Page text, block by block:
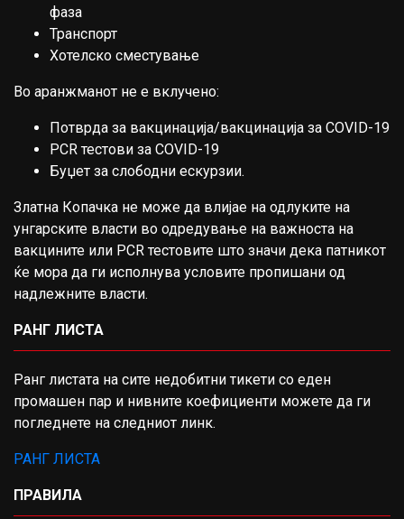
фаза
Транспорт
Хотелско сместување
Во аранжманот не е вклучено:
Потврда за вакцинација/вакцинација за COVID-19
PCR тестови за COVID-19
Буџет за слободни ескурзии.
Златна Копачка не може да влијае на одлуките на
унгарските власти во одредување на важноста на
вакцините или PCR тестовите што значи дека патникот
ќе мора да ги исполнува условите пропишани од
надлежните власти.
РАНГ ЛИСТА
Ранг листата на сите недобитни тикети со еден
промашен пар и нивните коефициенти можете да ги
погледнете на следниот линк.
РАНГ ЛИСТА
ПРАВИЛА